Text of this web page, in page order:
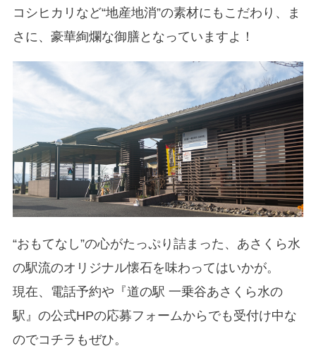
コシヒカリなど“地産地消”の素材にもこだわり、ま
さに、豪華絢爛な御膳となっていますよ！
“おもてなし”の心がたっぷり詰まった、あさくら水
の駅流のオリジナル懐石を味わってはいかが。
現在、電話予約や『道の駅 一乗谷あさくら水の
駅』の公式HPの応募フォームからでも受付け中な
のでコチラもぜひ。